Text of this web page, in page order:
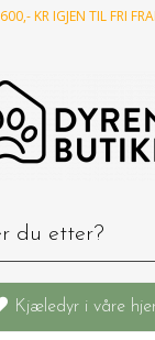
600,- KR IGJEN TIL FRI
Kjæledyr i våre